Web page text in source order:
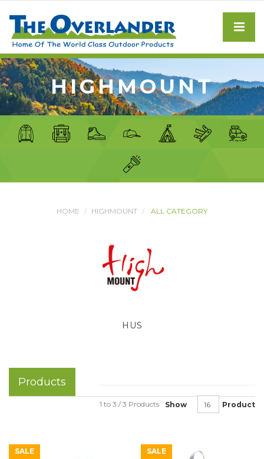
HIGHMOUNT
HOME HIGHMOUNT ALL CATEGORY
HUS
Products
Show Product
1 to 3 / 3 Products
SALE
SALE